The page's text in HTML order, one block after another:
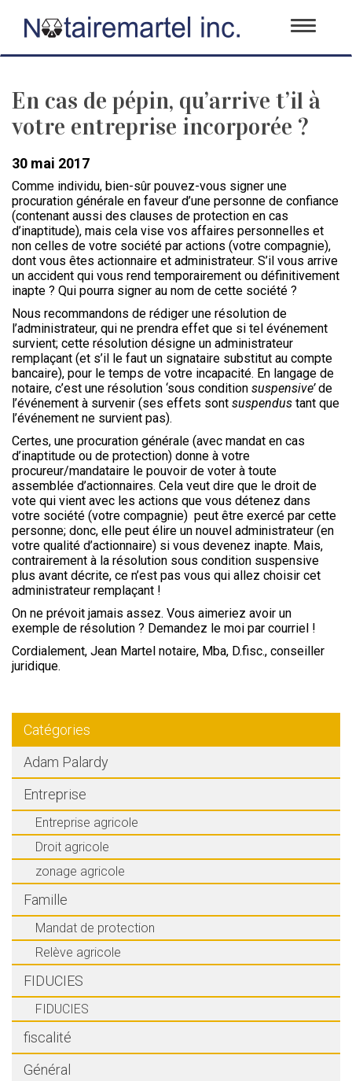
Toggle
En cas de pépin, qu’arrive t’il à
votre entreprise incorporée ?
30 mai 2017
Comme individu, bien-sûr pouvez-vous signer une
procuration générale en faveur d’une personne de confiance
(contenant aussi des clauses de protection en cas
d’inaptitude), mais cela vise vos affaires personnelles et
non celles de votre société par actions (votre compagnie),
dont vous êtes actionnaire et administrateur. S’il vous arrive
un accident qui vous rend temporairement ou définitivement
inapte ? Qui pourra signer au nom de cette société ?
Nous recommandons de rédiger une résolution de
l’administrateur, qui ne prendra effet que si tel événement
survient; cette résolution désigne un administrateur
remplaçant (et s’il le faut un signataire substitut au compte
bancaire), pour le temps de votre incapacité. En langage de
notaire, c’est une résolution ‘sous condition suspensive’de
l’événement à survenir (ses effets sont suspendus tant que
l’événement ne survient pas).
Certes, une procuration générale (avec mandat en cas
d’inaptitude ou de protection) donne à votre
procureur/mandataire le pouvoir de voter à toute
assemblée d’actionnaires. Cela veut dire que le droit de
vote qui vient avec les actions que vous détenez dans
votre société (votre compagnie) peut être exercé par cette
personne; donc, elle peut élire un nouvel administrateur (en
votre qualité d’actionnaire) si vous devenez inapte. Mais,
contrairement à la résolution sous condition suspensive
plus avant décrite, ce n’est pas vous qui allez choisir cet
administrateur remplaçant !
On ne prévoit jamais assez. Vous aimeriez avoir un
exemple de résolution ? Demandez le moi par courriel !
Cordialement, Jean Martel notaire, Mba, D.fisc., conseiller
juridique.
Catégories
Adam Palardy
Entreprise
Entreprise agricole
Droit agricole
zonage agricole
Famille
Mandat de protection
Relève agricole
FIDUCIES
FIDUCIES
fiscalité
Général